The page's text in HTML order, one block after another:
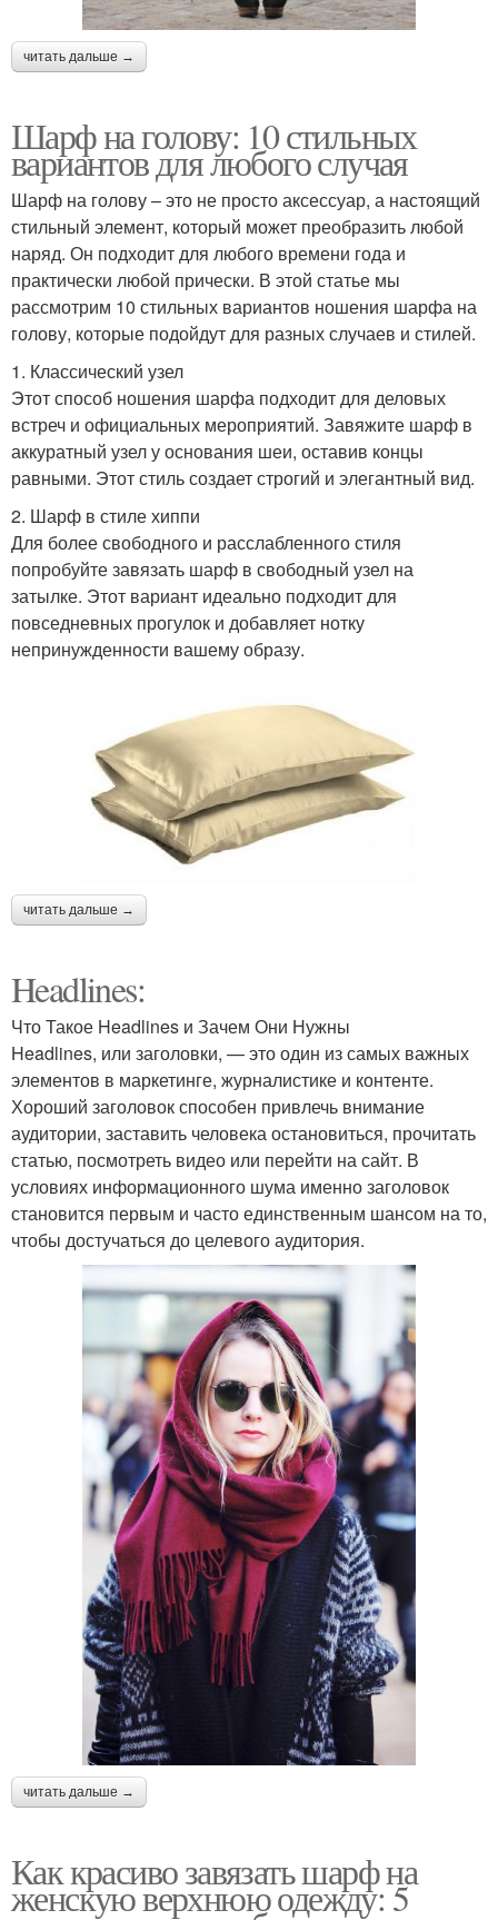
читать дальше →
Шарф на голову: 10 стильных
вариантов для любого случая
Шарф на голову – это не просто аксессуар, а настоящий
стильный элемент, который может преобразить любой
наряд. Он подходит для любого времени года и
практически любой прически. В этой статье мы
рассмотрим 10 стильных вариантов ношения шарфа на
голову, которые подойдут для разных случаев и стилей.
1. Классический узел
Этот способ ношения шарфа подходит для деловых
встреч и официальных мероприятий. Завяжите шарф в
аккуратный узел у основания шеи, оставив концы
равными. Этот стиль создает строгий и элегантный вид.
2. Шарф в стиле хиппи
Для более свободного и расслабленного стиля
попробуйте завязать шарф в свободный узел на
затылке. Этот вариант идеально подходит для
повседневных прогулок и добавляет нотку
непринужденности вашему образу.
читать дальше →
Headlines:
Что Такое Headlines и Зачем Они Нужны
Headlines, или заголовки, — это один из самых важных
элементов в маркетинге, журналистике и контенте.
Хороший заголовок способен привлечь внимание
аудитории, заставить человека остановиться, прочитать
статью, посмотреть видео или перейти на сайт. В
условиях информационного шума именно заголовок
становится первым и часто единственным шансом на то,
чтобы достучаться до целевого аудитория.
читать дальше →
Как красиво завязать шарф на
женскую верхнюю одежду: 5